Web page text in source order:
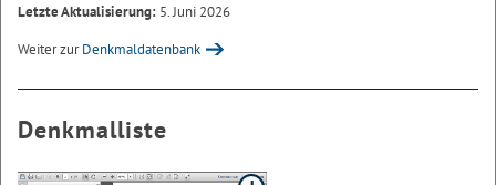
Letzte Aktualisierung: 5. Juni 2026
Weiter zurDenkmaldatenbank
Denkmalliste